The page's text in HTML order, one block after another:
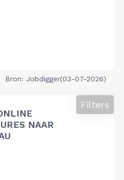
Bron: Jobdigger(03-07-2026)
NAAR
Filters